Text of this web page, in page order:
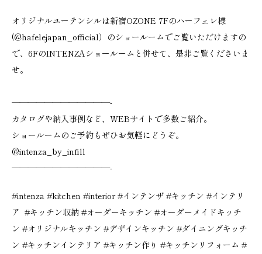
オリジナルユーテンシルは新宿OZONE 7Fのハーフェレ様
(@hafelejapan_official）のショールームでご覧いただけますの
で、​6FのINTENZAショールームと併せて、是非ご覧くださいま
せ。
————————————-
カタログや納入事例など、WEBサイトで多数ご紹介。
ショールームのご予約もぜひお気軽にどうぞ。
@intenza_by_infill
————————————-
#intenza #kitchen #interior #インテンザ #キッチン #インテリ
ア #キッチン収納 #オーダーキッチン #オーダーメイドキッチ
ン #オリジナルキッチン #デザインキッチン #ダイニングキッチ
ン #キッチンインテリア #キッチン作り #キッチンリフォーム #